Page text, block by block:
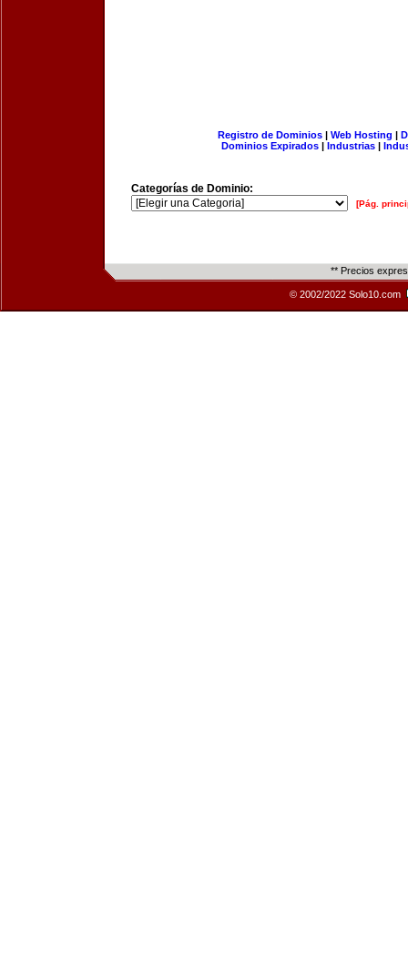
Registro de Dominios| Web Hosting |
Dominios Expirados | Industrias |
Categorías de Dominio:
[Pág.
** Precios
© 2002/2022 Solo10.com